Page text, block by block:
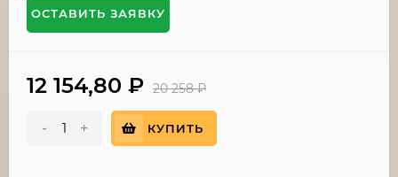
ОСТАВИТЬ ЗАЯВКУ
12 154,80 ₽ 20 258₽
- + КУПИТЬ